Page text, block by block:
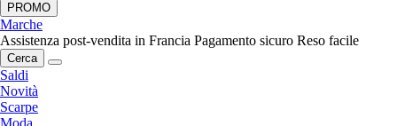
PROMO
Marche
Assistenza post-vendita in Francia Pagamento sicuro Reso facile
Cerca
Saldi
Novità
Scarpe
Moda